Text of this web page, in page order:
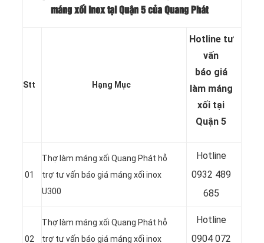
máng xối inox tại Quận 5 của Quang Phát
Stt Hạng Mục
Hotline tư
vấn
báo giá
làm máng
xối tại
Quận 5
01
Thợ làm máng xối Quang Phát hỗ
trợ tư vấn báo giá máng xối inox
U300
Hotline
0932 489
685
02
Thợ làm máng xối Quang Phát hỗ
trợ tư vấn báo giá máng xối inox
Hotline
0904 072